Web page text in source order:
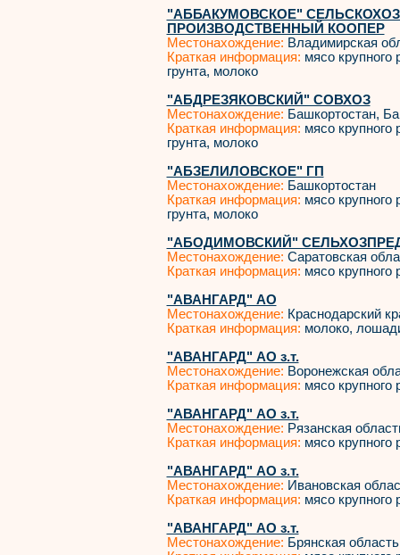
"АББАКУМОВСКОЕ"
ПРОИЗВОДСТВЕННЫЙ КООПЕР
Местонахождение: Владимирская
Краткая информация: мясо крупного
грунта, молоко
"АБДРЕЗЯКОВСКИЙ" СОВХОЗ
Местонахождение: Башкортостан,
Краткая информация: мясо крупного
грунта, молоко
"АБЗЕЛИЛОВСКОЕ" ГП
Местонахождение: Башкортостан
Краткая информация: мясо крупного
грунта, молоко
"АБОДИМОВСКИЙ"
Местонахождение: Саратовская
Краткая информация: мясо крупного
"АВАНГАРД" АО
Местонахождение: Краснодарский
Краткая информация: молоко,
"АВАНГАРД" АО з.т.
Местонахождение: Воронежская
Краткая информация: мясо крупного
"АВАНГАРД" АО з.т.
Местонахождение: Рязанская
Краткая информация: мясо крупного
"АВАНГАРД" АО з.т.
Местонахождение: Ивановская
Краткая информация: мясо крупного
"АВАНГАРД" АО з.т.
Местонахождение: Брянская область